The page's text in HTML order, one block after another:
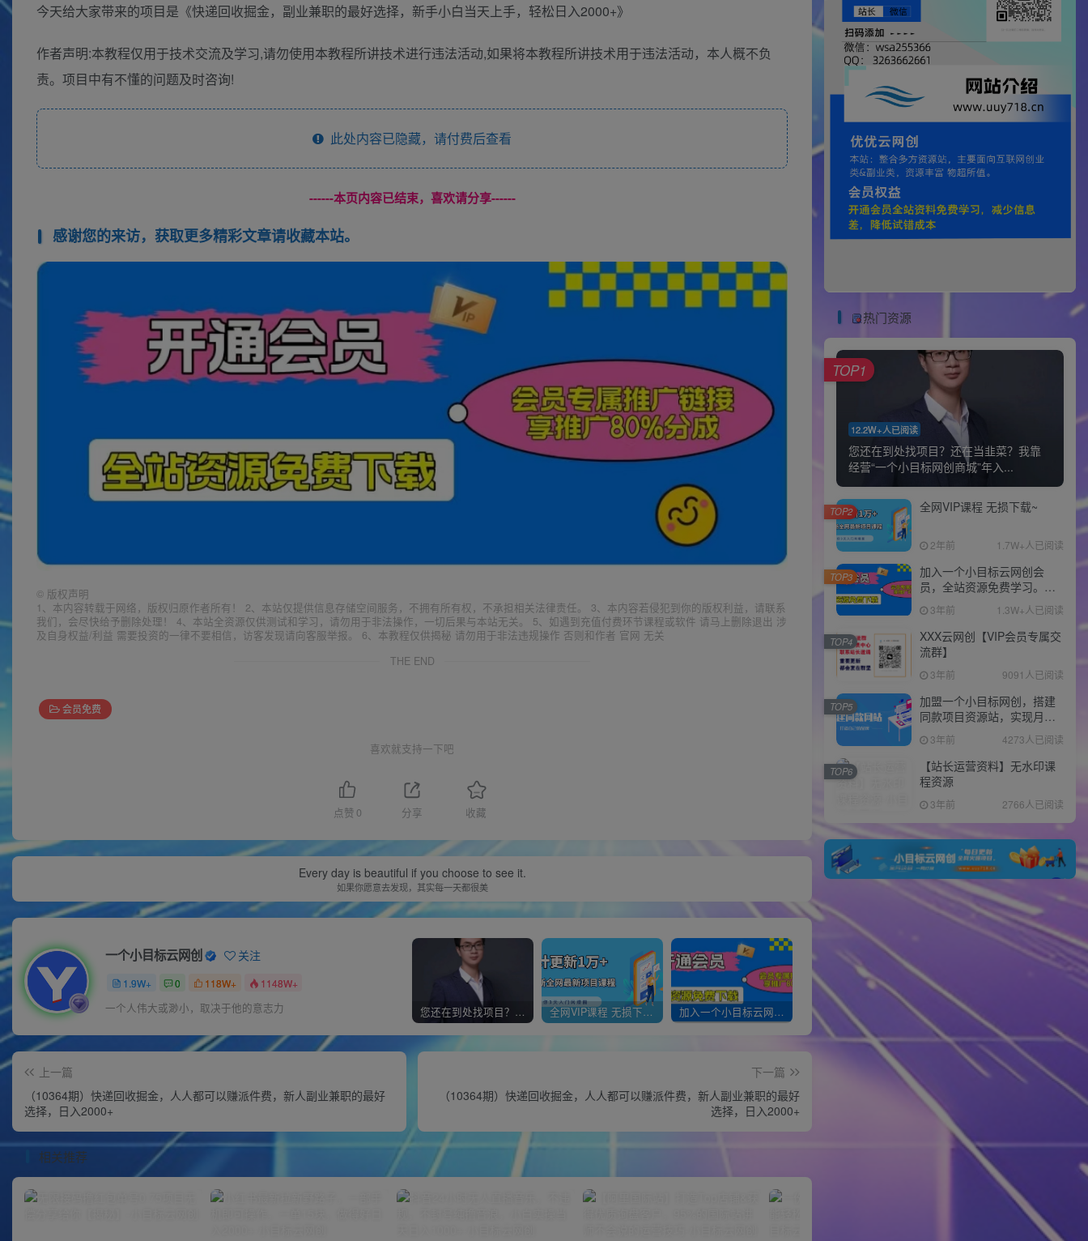
今天给大家带来的项目是《快递回收掘金，副业兼职的最好选择，新手小白当天上手，轻松日入2000+》
作者声明:本教程仅用于技术交流及学习,请勿使用本教程所讲技术进行违法活动,如果将本教程所讲技术用于违法活动，本人概不负
责。项目中有不懂的问题及时咨询!
此处内容已隐藏，请付费后查看
------本页内容已结束，喜欢请分享------
感谢您的来访，获取更多精彩文章请收藏本站。
© 版权声明
1、本内容转载于网络，版权归原作者所有！ 2、本站仅提供信息存储空间服务，不拥有所有权，不承担相关法律责任。 3、本内容若侵犯到你的版权利益，请联系
我们，会尽快给予删除处理！ 4、本站全资源仅供测试和学习，请勿用于非法操作，一切后果与本站无关。 5、如遇到充值付费环节课程或软件 请马上删除退出 涉
及自身权益/利益 需要投资的一律不要相信，访客发现请向客服举报。 6、本教程仅供揭秘 请勿用于非法违规操作 否则和作者 官网 无关
THE END
会员免费
喜欢就支持一下吧
点赞 0 分享 收藏
Every day is beautiful if you choose to see it.
如果你愿意去发现，其实每一天都很美
一个小目标云网创 关注
1.9W+ 0 118W+ 1148W+
一个人伟大或渺小，取决于他的意志力 您还在到处找项目？还在当韭菜？我靠经营“一个小目标网创商城”年入百W+，曾经我也负债累累! 全网VIP课程 无损下载~ 加入一个小目标云网创会员，全站资源免费学习。更可享受推广高达80%分佣！ XXX云网创【VIP会员专属交流群】
上一篇
（10364期）快递回收掘金，人人都可以赚派件费，新人副业兼职的最好
选择，日入2000+
下一篇
（10364期）快递回收掘金，人人都可以赚派件费，新人副业兼职的最好
选择，日入2000+
相关推荐
热门资源
12.2W+人已阅读
您还在到处找项目？还在当韭菜？我靠
经营“一个小目标网创商城”年入...
TOP1
全网VIP课程 无损下载~
2年前 1.7W+人已阅读
TOP2
加入一个小目标云网创会
员，全站资源免费学习。更
可享受推广高达80%分佣！
3年前 1.3W+人已阅读
TOP3
XXX云网创【VIP会员专属交
流群】
3年前 9091人已阅读
TOP4
加盟一个小目标网创，搭建
同款项目资源站，实现月入
10w+！！
3年前 4273人已阅读
TOP5
【站长运营资料】无水印课
程资源
3年前 2766人已阅读
TOP6